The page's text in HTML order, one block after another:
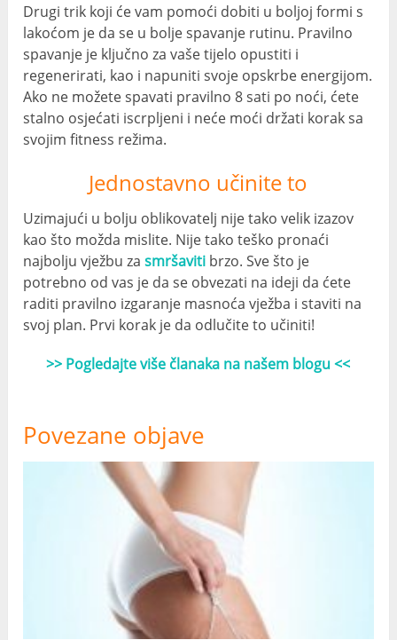
Drugi trik koji će vam pomoći dobiti u boljoj formi s
lakoćom je da se u bolje spavanje rutinu. Pravilno
spavanje je ključno za vaše tijelo opustiti i
regenerirati, kao i napuniti svoje opskrbe energijom.
Ako ne možete spavati pravilno 8 sati po noći, ćete
stalno osjećati iscrpljeni i neće moći držati korak sa
svojim fitness režima.
Jednostavno učinite to
Uzimajući u bolju oblikovatelj nije tako velik izazov
kao što možda mislite. Nije tako teško pronaći
najbolju vježbu zasmršaviti brzo. Sve što je
potrebno od vas je da se obvezati na ideji da ćete
raditi pravilno izgaranje masnoća vježba i staviti na
svoj plan. Prvi korak je da odlučite to učiniti!
>> Pogledajte više članaka na našem blogu <<
Povezane objave